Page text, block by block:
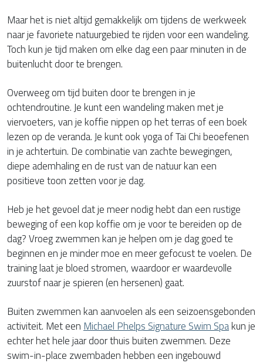
Maar het is niet altijd gemakkelijk om tijdens de werkweek
naar je favoriete natuurgebied te rijden voor een wandeling.
Toch kun je tijd maken om elke dag een paar minuten in de
buitenlucht door te brengen.
Overweeg om tijd buiten door te brengen in je
ochtendroutine. Je kunt een wandeling maken met je
viervoeters, van je koffie nippen op het terras of een boek
lezen op de veranda. Je kunt ook yoga of Tai Chi beoefenen
in je achtertuin. De combinatie van zachte bewegingen,
diepe ademhaling en de rust van de natuur kan een
positieve toon zetten voor je dag.
Heb je het gevoel dat je meer nodig hebt dan een rustige
beweging of een kop koffie om je voor te bereiden op de
dag? Vroeg zwemmen kan je helpen om je dag goed te
beginnen en je minder moe en meer gefocust te voelen. De
training laat je bloed stromen, waardoor er waardevolle
zuurstof naar je spieren (en hersenen) gaat.
Buiten zwemmen kan aanvoelen als een seizoensgebonden
activiteit. Met eenMichael Phelps Signature Swim Spakun je
echter het hele jaar door thuis buiten zwemmen. Deze
swim-in-place zwembaden hebben een ingebouwd